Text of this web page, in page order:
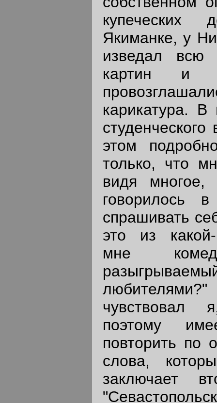
Якиманке, у
изведал всю
картин и
карикатура. В
этом
только, что
видя многое,
говорилось
спрашивать
это из какой-
мне
чувствовал
поэтому
повторить по
слова,
заключает